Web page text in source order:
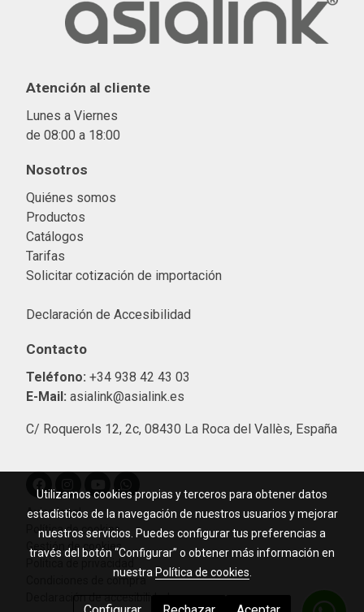
Atención al cliente
Lunes a Viernes
de 08:00 a 18:00
Nosotros
Quiénes somos
Productos
Catálogos
Tarifas
Solicitar cotización de importación
Declaración de Accesibilidad
Contacto
Teléfono: +34 938 42 43 03
E-Mail: asialink@asialink.es
C/ Roquerols 12, 2c, 08430 La Roca del Vallès, España
Aviso legal
Política de cookies
Gestión de cookies
Condiciones de compra
Utilizamos cookies propias y terceros para obtener datos
estadísticos de la navegación de nuestros usuarios y mejorar
nuestros servicios. Puedes configurar tus preferencias a
través del botón “Configurar” o obtener más información en
nuestra Política de cookies